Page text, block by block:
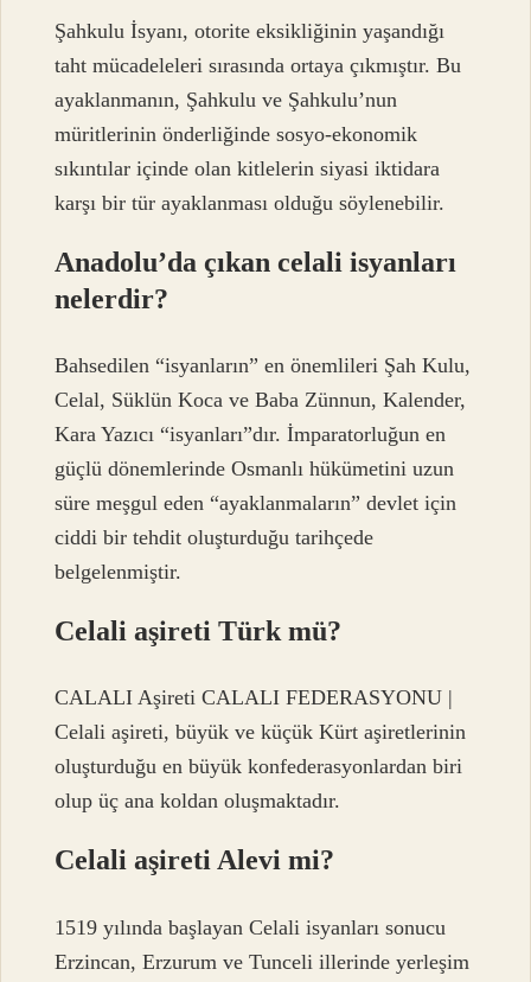
Şahkulu İsyanı, otorite eksikliğinin yaşandığı
taht mücadeleleri sırasında ortaya çıkmıştır. Bu
ayaklanmanın, Şahkulu ve Şahkulu’nun
müritlerinin önderliğinde sosyo-ekonomik
sıkıntılar içinde olan kitlelerin siyasi iktidara
karşı bir tür ayaklanması olduğu söylenebilir.
Anadolu’da çıkan celali isyanları
nelerdir?
Bahsedilen “isyanların” en önemlileri Şah Kulu,
Celal, Süklün Koca ve Baba Zünnun, Kalender,
Kara Yazıcı “isyanları”dır. İmparatorluğun en
güçlü dönemlerinde Osmanlı hükümetini uzun
süre meşgul eden “ayaklanmaların” devlet için
ciddi bir tehdit oluşturduğu tarihçede
belgelenmiştir.
Celali aşireti Türk mü?
CALALI Aşireti CALALI FEDERASYONU |
Celali aşireti, büyük ve küçük Kürt aşiretlerinin
oluşturduğu en büyük konfederasyonlardan biri
olup üç ana koldan oluşmaktadır.
Celali aşireti Alevi mi?
1519 yılında başlayan Celali isyanları sonucu
Erzincan, Erzurum ve Tunceli illerinde yerleşim